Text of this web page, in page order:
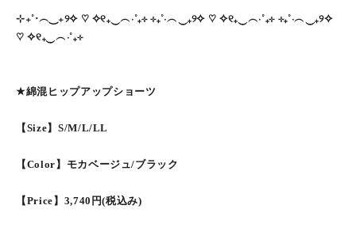
⊹₊˚‧︵‿₊୨✧ ♡ ✧୧₊‿︵‧˚₊⊹ ⊹₊˚‧︵‿₊୨✧ ♡ ✧୧₊‿︵‧˚₊⊹ ⊹₊˚‧︵‿₊୨✧
♡ ✧୧₊‿︵‧˚₊⊹
★綿混ヒップアップショーツ
【Size】S/M/L/LL
【Color】モカベージュ/ブラック
【Price】3,740円(税込み)